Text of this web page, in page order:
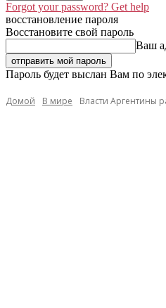
Forgot your password? Get help
восстановление пароля
Восстановите свой пароль
Ваш
Пароль будет выслан Вам по
Домой В мире Власти Аргентины